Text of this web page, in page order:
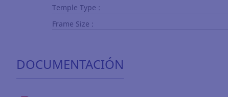
Temple Type :
Frame Size :
DOCUMENTACIÓN